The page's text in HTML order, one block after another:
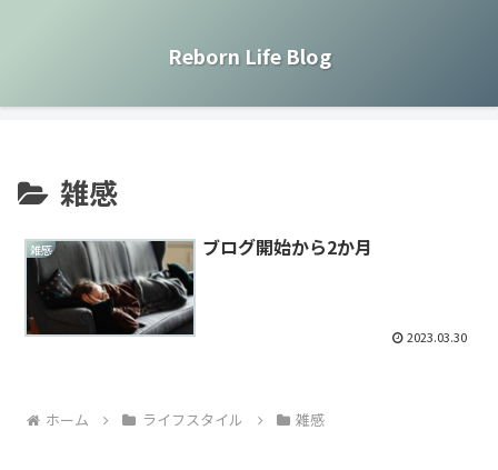
Reborn Life Blog
雑感
雑感 ブログ開始から2か月
2023.03.30
ホーム ライフスタイル 雑感